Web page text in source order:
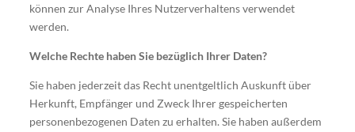
können zur Analyse Ihres Nutzerverhaltens verwendet
werden.
Welche Rechte haben Sie bezüglich Ihrer Daten?
Sie haben jederzeit das Recht unentgeltlich Auskunft über
Herkunft, Empfänger und Zweck Ihrer gespeicherten
personenbezogenen Daten zu erhalten. Sie haben außerdem